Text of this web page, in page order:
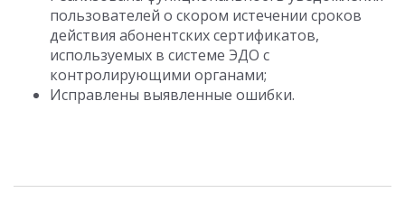
пользователей о скором истечении сроков
действия абонентских сертификатов,
используемых в системе ЭДО с
контролирующими органами;
Исправлены выявленные ошибки.